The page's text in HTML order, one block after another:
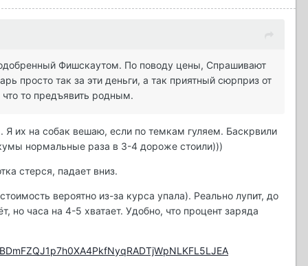
Фишскаутом. По поводу цены, Спрашивают
просто так за эти деньги, а так приятный сюрприз от
то предъявить родным.
их на собак вешаю, если по темкам гуляем. Баскрвили
нормальные раза в 3-4 дороже стоили)))
стерся, падает вниз.
вероятно из-за курса упала). Реально лупит, до
часа на 4-5 хватает. Удобно, что процент заряда